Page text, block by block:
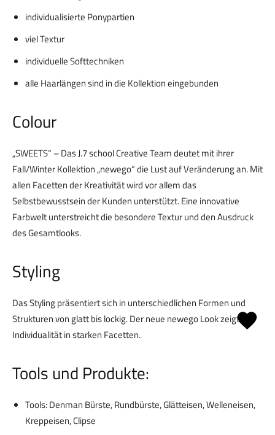
individualisierte Ponypartien
viel Textur
individuelle Softtechniken
alle Haarlängen sind in die Kollektion eingebunden
Colour
„SWEETS“ – Das J.7 school Creative Team deutet mit ihrer
Fall/Winter Kollektion „newego“ die Lust auf Veränderung an. Mit
allen Facetten der Kreativität wird vor allem das
Selbstbewusstsein der Kunden unterstützt. Eine innovative
Farbwelt unterstreicht die besondere Textur und den Ausdruck
des Gesamtlooks.
Styling
Das Styling präsentiert sich in unterschiedlichen Formen und
Strukturen von glatt bis lockig. Der neue newego Look zeigt
Individualität in starken Facetten.
Tools und Produkte:
Tools: Denman Bürste, Rundbürste, Glätteisen, Welleneisen,
Kreppeisen, Clipse